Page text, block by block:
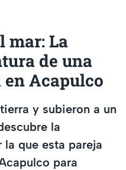
mar: La
de una
en Acapulco
y subieron a un
la
que esta pareja
para